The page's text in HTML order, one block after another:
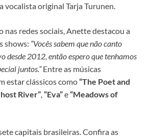
vocalista original Tarja Turunen.
nas redes sociais, Anette destacou a
shows: “Vocês sabem que não canto
desde 2012, então espero que tenhamos
juntos.”Entre as músicas
estar clássicos como“The Poet and
River”,“Eva”e“Meadows of
capitais brasileiras. Confira as